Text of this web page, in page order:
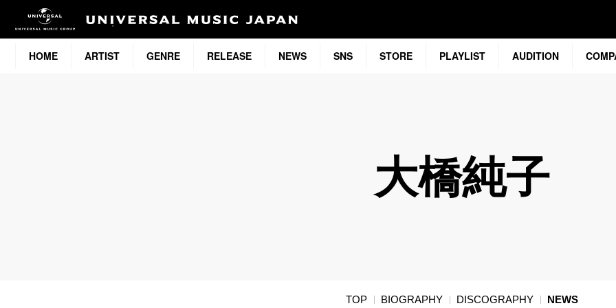
HOME ARTIST GENRE RELEASE NEWS SNS STORE PLAYLIST AUDITION
大橋純子
TOP BIOGRAPHY DISCOGRAPHY NEWS